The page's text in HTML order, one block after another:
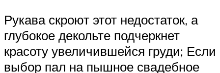
Рукава скроют этот недостаток, а
глубокое декольте подчеркнет
красоту увеличившейся груди; Если
выбор пал на пышное свадебное